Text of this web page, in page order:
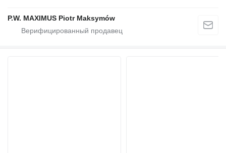
P.W. MAXIMUS Piotr Maksymów